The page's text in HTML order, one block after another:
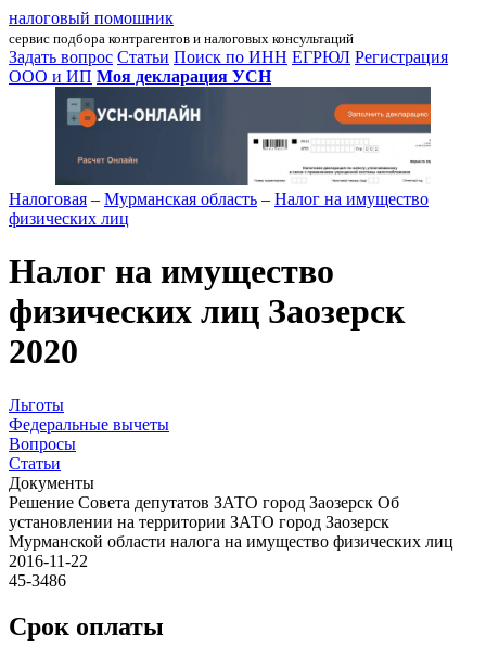
налоговый помошник
сервис подбора контрагентов и налоговых консультаций
Задать вопрос Статьи Поиск по ИНН ЕГРЮЛ Регистрация
ООО и ИП Моя декларация УСН
Налоговая – Мурманская область – Налог на имущество
физических лиц
Налог на имущество
физических лиц Заозерск
2020
Льготы
Федеральные вычеты
Вопросы
Статьи
Документы
Решение Совета депутатов ЗАТО город Заозерск Об
установлении на территории ЗАТО город Заозерск
Мурманской области налога на имущество физических лиц
2016-11-22
45-3486
Срок оплаты